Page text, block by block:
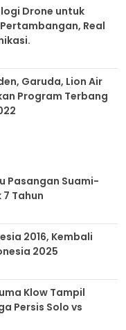
Drone untuk
Real
Garuda, Lion Air
Program Terbang
Pasangan Suami-
Tahun
2016, Kembali
2025
Klow Tampil
Persis Solo vs